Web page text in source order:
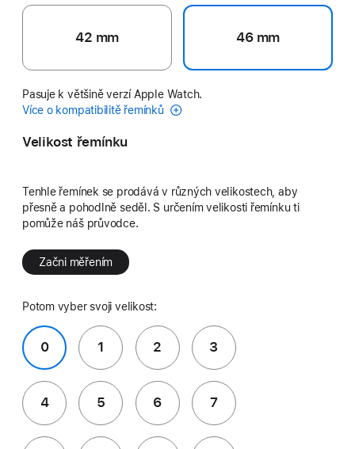
42 mm 46 mm
Pasuje k většině verzí Apple Watch.
Více o kompatibilitě řemínků
Velikost řemínku
Tenhle řemínek se prodává v různých velikostech, aby
přesně a pohodlně seděl. S určením velikosti řemínku ti
pomůže náš průvodce.
Začni měřením
Potom vyber svoji velikost:
0 1 2 3
4 5 6 7